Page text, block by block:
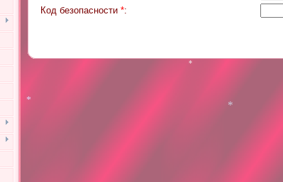
Код безопасности *: